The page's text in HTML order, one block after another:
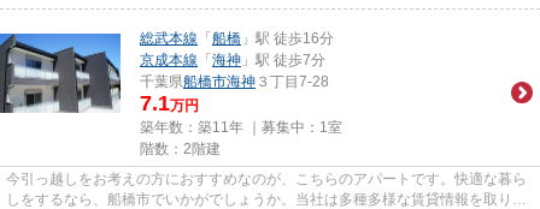
総武本線 「 船橋 」駅 徒歩16分
京成本線 「 海神 」駅 徒歩7分
千葉県船橋市海神 ３丁目7-28
7.1万円
築年数：築11年 ｜募集中： 1室
階数：2階建
今引っ越しをお考えの方におすすめなのが、こちらのアパートです。快適な暮ら
しをするなら、船橋市でいかがでしょうか。当社は多種多様な賃貸情報を取り扱